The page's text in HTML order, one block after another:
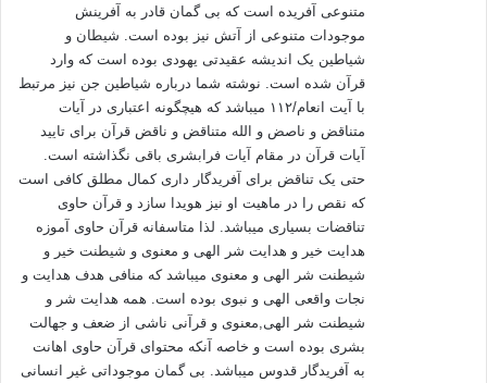
کُلٌّ مِنْ عِنْدِ اللهِ» در آیه (78) سوره‌ی نساء اشاره به این مبحث است.
امّا اراده‌ی انسان، آن بخشی از مدیریت فردی است که او مختار در
«تدبیر و اجرا» است، و در مقابل مسؤول در مقابل عملکرد خویش
است، و «فَمِنْ نَفْسِکَ» در آیه (79) سوره‌ی نساء اشاره به این نکته
دارد، پس دو آیه مطرح در طرح نقد منتقد، اشاره به این دو دایره
ارادی الهی و ارادی انسانی است، که منتقد یا قادر به تفکیک این دو
اراده نبوده، یا قادر به پذیرش آن‌ها.
2ـ در قبال اراده‌ی مستقل که انسان از آن بهره‌مند بوده، و در عرض
اراده‌ی‌ الهی، عمل گرایانه کاربردی می‌شود، خداوند ابزار معرفت
درونی «بَصَر»، «سَمْع» و «فُؤاد» را به انسان بخشیده، نیروی عقل و
هدایت‌گر درونی را به او عطا کرده، و در خارج از وجود او پیامبران را
به عنوان هدایت‌گر خارجی و راهنما فرستاده، و سرانجام مجموعه
مقررات «بایدها و نبایدها» در قالب شریعت برای انسان نازل کرده
متنوعی آفریده است که بی گمان قادر به آفرینش
موجودات متنوعی از آتش نیز بوده است. شیطان و
شیاطین یک اندیشه عقیدتی یهودی بوده است که وارد
قرآن شده است. نوشته شما درباره شیاطین جن نیز مرتبط
با آیت انعام/۱۱۲ میباشد که هیچگونه اعتباری در آیات
متناقض و ناصض و الله متناقض و ناقض قرآن برای تایید
آیات قرآن در مقام آیات فرابشری باقی نگذاشته است.
حتی یک تناقض برای آفریدگار داری کمال مطلق کافی است
که نقص را در ماهیت او نیز هویدا سازد و قرآن حاوی
تناقضات بسیاری میباشد. لذا متاسفانه قرآن حاوی آموزه
هدایت خیر و هدایت شر الهی و معنوی و شیطنت خیر و
شیطنت شر الهی و معنوی میباشد که منافی هدف هدایت و
نجات واقعی الهی و نبوی بوده است. همه هدایت شر و
شیطنت شر الهی,معنوی و قرآنی ناشی از ضعف و جهالت
بشری بوده است و خاصه آنکه محتوای قرآن حاوی اهانت
به آفریدگار قدوس میباشد. بی گمان موجوداتی غیر انسانی